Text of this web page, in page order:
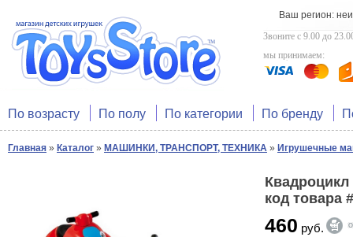
Ваш регион:
Звоните с 9.00 до
мы принимаем:
По возрасту По полу По категории По бренду
Главная » Каталог » МАШИНКИ, ТРАНСПОРТ, ТЕХНИКА » Игрушечные
код товара
460 руб.